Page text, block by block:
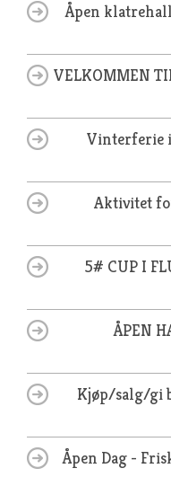
Åpen
VELKOMMEN
Vinterferie
Aktivitet
5# CUP I
ÅPEN
Kjøp/salg/gi
Åpen Dag -